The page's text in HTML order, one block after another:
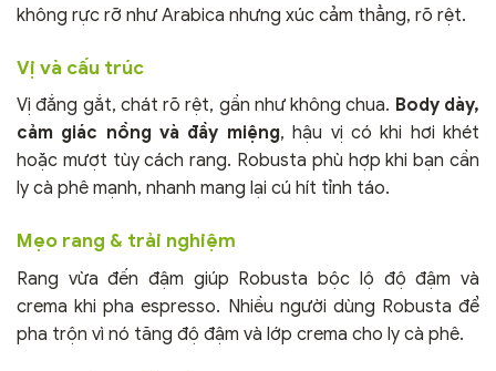
không rực rỡ như Arabica nhưng xúc cảm thẳng, rõ rệt.
Vị và cấu trúc
Vị đắng gắt, chát rõ rệt, gần như không chua. Body dày,
cảm giác nồng và đầy miệng, hậu vị có khi hơi khét
hoặc mượt tùy cách rang. Robusta phù hợp khi bạn cần
ly cà phê mạnh, nhanh mang lại cú hít tỉnh táo.
Mẹo rang & trải nghiệm
Rang vừa đến đậm giúp Robusta bộc lộ độ đậm và
crema khi pha espresso. Nhiều người dùng Robusta để
pha trộn vì nó tăng độ đậm và lớp crema cho ly cà phê.